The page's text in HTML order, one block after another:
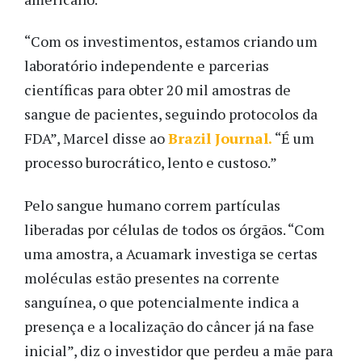
“Com os investimentos, estamos criando um
laboratório independente e parcerias
científicas para obter 20 mil amostras de
sangue de pacientes, seguindo protocolos da
FDA”, Marcel disse aoBrazil Journal. “É um
processo burocrático, lento e custoso.”
Pelo sangue humano correm partículas
liberadas por células de todos os órgãos. “Com
uma amostra, a Acuamark investiga se certas
moléculas estão presentes na corrente
sanguínea, o que potencialmente indica a
presença e a localização do câncer já na fase
inicial”, diz o investidor que perdeu a mãe para